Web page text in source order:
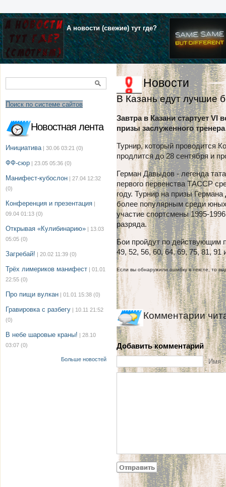
А новости (свежие) тут где?
Поиск по системе сайтов
Новостная лента
Инициатива | 30.06 03:21 (0)
ФФ-сюр | 23.05 05:36 (0)
Манифест-кубослон | 27.04 12:32
(0)
Конференция и презентация |
09.04 01:13 (0)
Открывая «Кулибинарию» | 13.03
05:05 (0)
Загребай! | 20.02 11:39 (0)
Трёх лимериков манифест | 01.01
22:55 (0)
Про пищи вулкан | 01.01 15:38 (0)
Гравировка с разбегу | 10.11 21:52
(0)
В небе шаровые краны! | 28.10
03:07 (0)
Больше новостей
Новости
В Казань едут лучшие
Завтра в Казани стартует VI
призы заслуженного
Турнир, который проводится
продлится до 28 сентября и
Герман Давыдов - легенда
первого первенства ТАССР
году. Турнир на призы
более популярным среди
участие спортсмены 1995-
разряда.
Бои пройдут по действующим
49, 52, 56, 60, 64, 69, 75, 81, 91
Если вы обнаружили ошибку в тексте, то
Комментарии
Добавить комментарий
Имя